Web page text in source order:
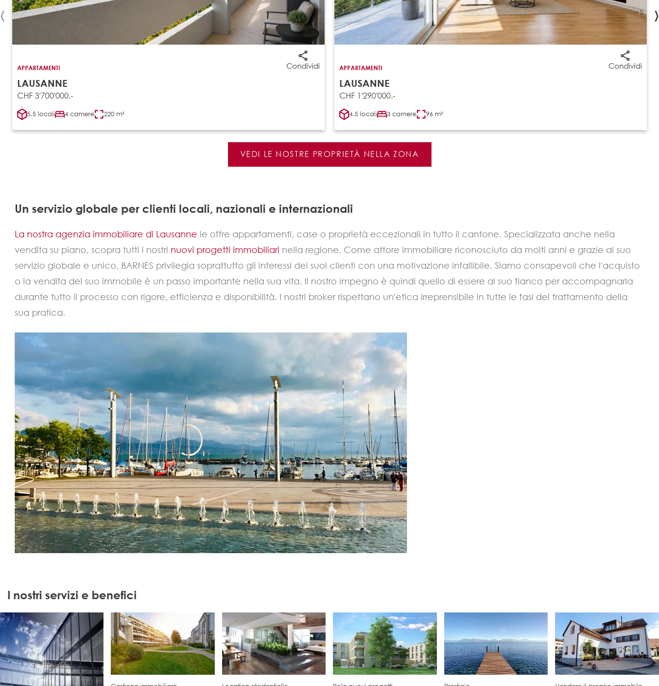
Condividi
APPARTAMENTI
LAUSANNE
CHF 3'700'000.-
5.5 locali 4 camere 220 m²
Condividi
APPARTAMENTI
LAUSANNE
CHF 1'290'000.-
4.5 locali 3 camere 96 m²
‹ ›
VEDI LE NOSTRE PROPRIETÀ NELLA ZONA
Un servizio globale per clienti locali, nazionali e internazionali
La nostra agenzia immobiliare di Lausanne le offre appartamenti, case o proprietà eccezionali in tutto il cantone. Specializzata anche nella
vendita su piano, scopra tutti i nostri nuovi progetti immobiliari nella regione. Come attore immobiliare riconosciuto da molti anni e grazie al suo
servizio globale e unico, BARNES privilegia soprattutto gli interessi dei suoi clienti con una motivazione infallibile. Siamo consapevoli che l'acquisto
o la vendita del suo immobile è un passo importante nella sua vita. Il nostro impegno è quindi quello di essere al suo fianco per accompagnarla
durante tutto il processo con rigore, efficienza e disponibilità. I nostri broker rispettano un'etica irreprensibile in tutte le fasi del trattamento della
sua pratica.
I nostri servizi e benefici